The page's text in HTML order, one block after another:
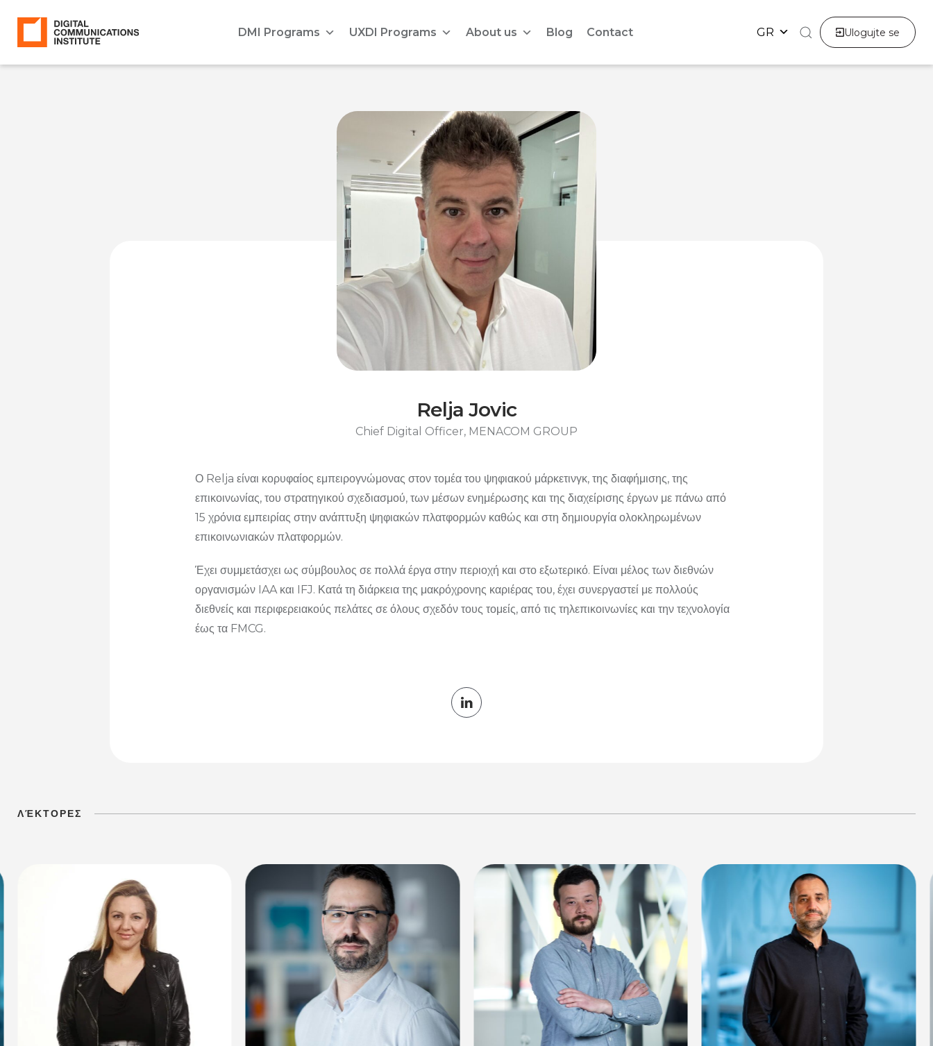
DMI Programs UXDI Programs About us Blog Contact GR Ulogujte se
Relja Jovic
Chief Digital Officer, MENACOM GROUP
Ο Relja είναι κορυφαίος εμπειρογνώμονας στον τομέα του ψηφιακού μάρκετινγκ, της διαφήμισης, της
επικοινωνίας, του στρατηγικού σχεδιασμού, των μέσων ενημέρωσης και της διαχείρισης έργων με πάνω από
15 χρόνια εμπειρίας στην ανάπτυξη ψηφιακών πλατφορμών καθώς και στη δημιουργία ολοκληρωμένων
επικοινωνιακών πλατφορμών.
Έχει συμμετάσχει ως σύμβουλος σε πολλά έργα στην περιοχή και στο εξωτερικό. Είναι μέλος των διεθνών
οργανισμών IAA και IFJ. Κατά τη διάρκεια της μακρόχρονης καριέρας του, έχει συνεργαστεί με πολλούς
διεθνείς και περιφερειακούς πελάτες σε όλους σχεδόν τους τομείς, από τις τηλεπικοινωνίες και την τεχνολογία
έως τα FMCG.
ΛΈΚΤΟΡΕΣ